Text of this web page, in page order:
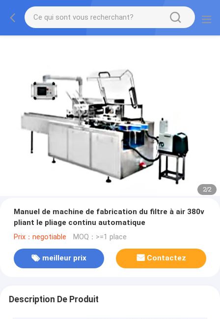
2/2
Manuel de machine de fabrication du filtre à air 380v
pliant le pliage continu automatique
Prix：negotiable MOQ：>=1 place
meilleur prix Contactez
Description De Produit